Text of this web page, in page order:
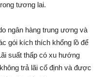
tương lai.
ngân hàng trung ương và
gói kích thích khổng lồ để
suất thấp có xu hướng
trả lãi cố định và được